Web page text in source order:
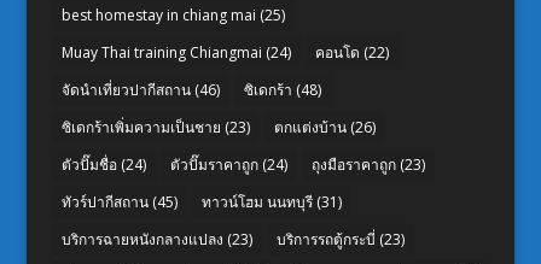
best homestay in chiang mai (25)
Muay Thai training Chiangmai (24) คอนโด (22)
จัดนำเที่ยวปากีสถาน(46) ซิเดกร้า (48)
ซิเดกร้าเพิ่มความเป็นชาย (23) ตกแต่งบ้าน(26)
ตัวปั๊มชื่อ(24) ตัวปั๊มราคาถูก(24) ถุงมือราคาถูก(23)
ทัวร์ปากีสถาน(45) ทาวน์โฮม นนทบุรี(31)
บริการฉายหนังกลางแปลง (23) บริการรถตู้กระบี่ (23)